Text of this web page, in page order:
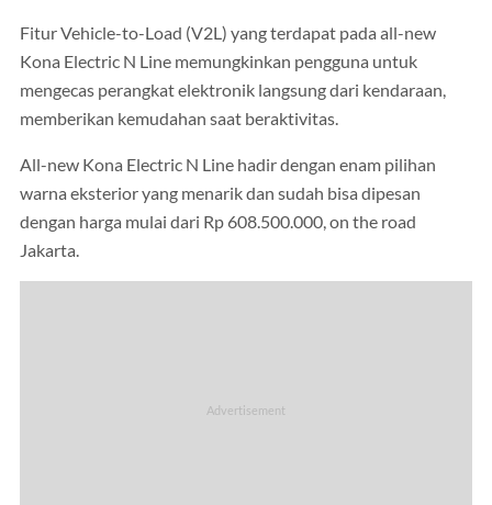
Fitur Vehicle-to-Load (V2L) yang terdapat pada all-new
Kona Electric N Line memungkinkan pengguna untuk
mengecas perangkat elektronik langsung dari kendaraan,
memberikan kemudahan saat beraktivitas.
All-new Kona Electric N Line hadir dengan enam pilihan
warna eksterior yang menarik dan sudah bisa dipesan
dengan harga mulai dari Rp 608.500.000, on the road
Jakarta.